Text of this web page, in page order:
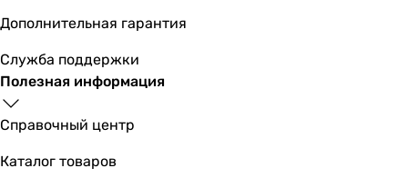
Дополнительная гарантия
Служба поддержки
Полезная информация
Справочный центр
Каталог товаров